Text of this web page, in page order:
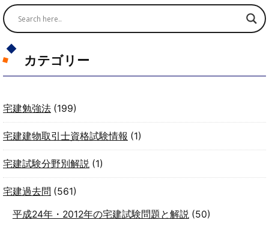
カテゴリー
宅建勉強法 (199)
宅建建物取引士資格試験情報 (1)
宅建試験分野別解説 (1)
宅建過去問 (561)
平成24年・2012年の宅建試験問題と解説(50)